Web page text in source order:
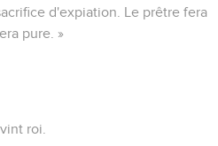
d'expiation. Le prêtre fera
pure. »
roi.